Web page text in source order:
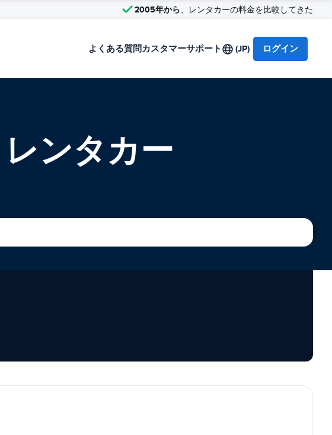
2005年から、レンタカーの料金を比較してきた
よくある質問カスタマーサポート (JP) ログイン
ンタカー